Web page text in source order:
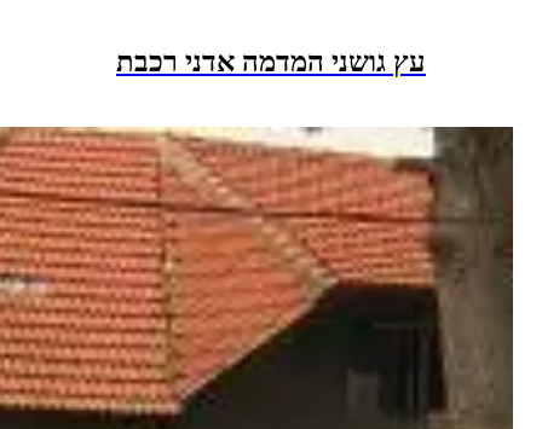
עץ גושני המדמה אדני רכבת